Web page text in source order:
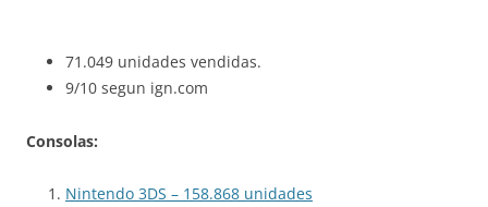
71.049 unidades vendidas.
9/10 segun ign.com
Consolas:
Nintendo 3DS – 158.868 unidades